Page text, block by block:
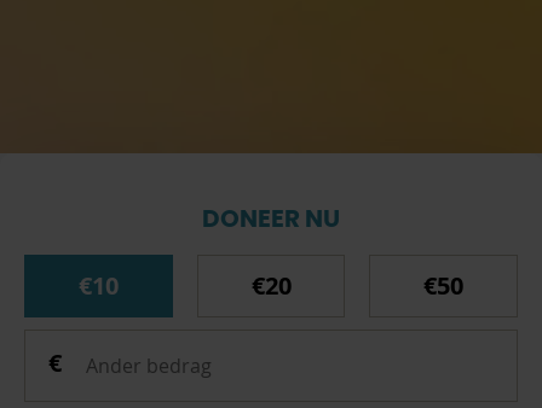
DONEER NU
€10 €20 €50